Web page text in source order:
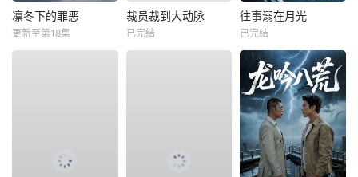
凛冬下的罪恶
更新至第18集
裁员裁到大动脉
已完结
往事溺在月光
已完结